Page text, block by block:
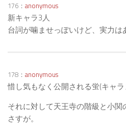
176： anonymous
新キャラ3人
台詞が噛ませっぽいけど、実力は
178： anonymous
惜し気もなく公開される蛍(キャ
それに対して天王寺の階級と小
さすが。